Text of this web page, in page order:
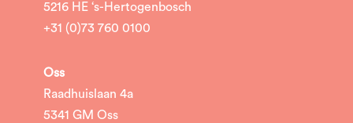
5216 HE ‘s-Hertogenbosch
+31 (0)73 760 0100
Oss
Raadhuislaan 4a
5341 GM Oss